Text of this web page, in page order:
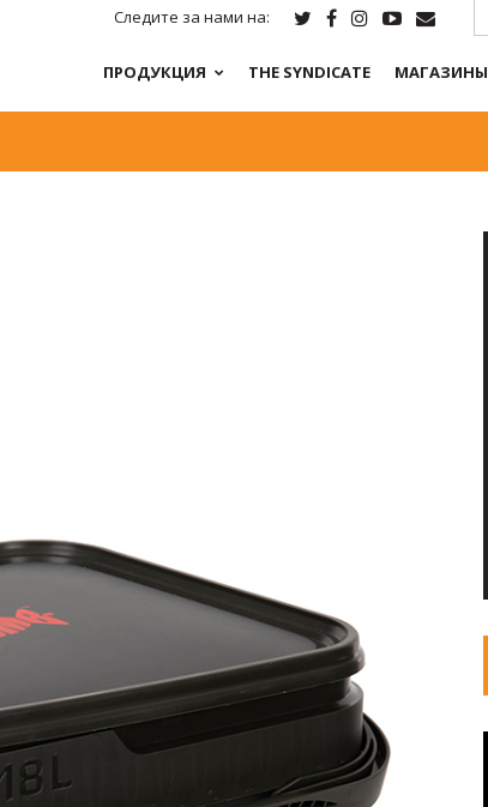
Следите за нами на:
ПРОДУКЦИЯ THE SYNDICATE МАГАЗИНЫ